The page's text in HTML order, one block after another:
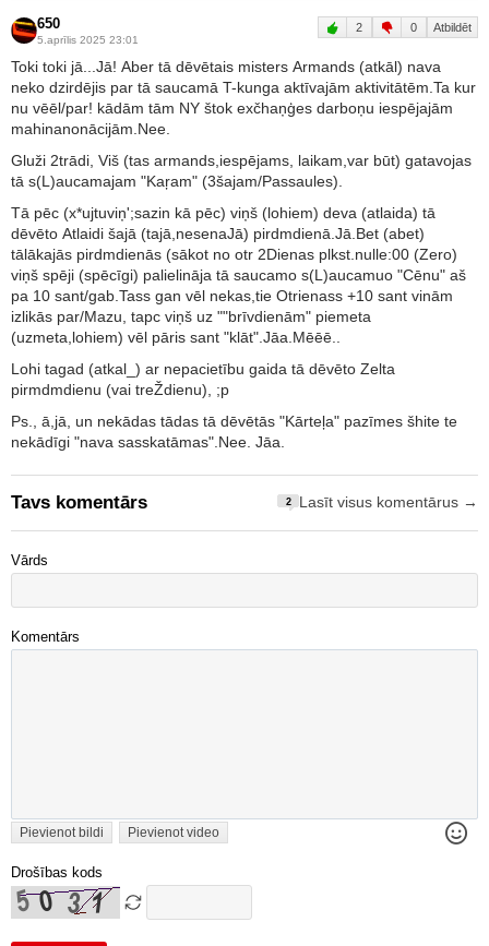
650
5.aprīlis 2025 23:01
2 0 Atbildēt
Toki toki jā...Jā! Aber tā dēvētais misters Armands (atkāl) nava
neko dzirdējis par tā saucamā T-kunga aktīvajām aktivitātēm.Ta kur
nu vēēl/par! kādām tām NY štok exčhaņģes darboņu iespējajām
mahinanonācijām.Nee.
Gluži 2trādi, Viš (tas armands,iespējams, laikam,var būt) gatavojas
tā s(L)aucamajam "Kaŗam" (3šajam/Passaules).
Tā pēc (x*ujtuviņ';sazin kā pēc) viņš (lohiem) deva (atlaida) tā
dēvēto Atlaidi šajā (tajā,nesenaJā) pirdmdienā.Jā.Bet (abet)
tālākajās pirdmdienās (sākot no otr 2Dienas plkst.nulle:00 (Zero)
viņš spēji (spēcīgi) palielināja tā saucamo s(L)aucamuo "Cēnu" aš
pa 10 sant/gab.Tass gan vēl nekas,tie Otrienass +10 sant vinām
izlikās par/Mazu, tapc viņš uz ""brīvdienām" piemeta
(uzmeta,lohiem) vēl pāris sant "klāt".Jāa.Mēēē..
Lohi tagad (atkal_) ar nepacietību gaida tā dēvēto Zelta
pirmdmdienu (vai treŽdienu), ;p
Ps., ā,jā, un nekādas tādas tā dēvētās "Kārteļa" pazīmes šhite te
nekādīgi "nava sasskatāmas".Nee. Jāa.
Tavs komentārs 2 Lasīt visus komentārus →
Vārds
Komentārs
Pievienot bildi Pievienot video
Drošības kods